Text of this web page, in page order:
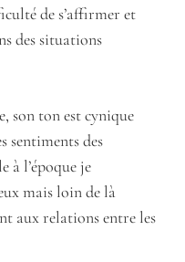
de s’affirmer et
des situations
son ton est cynique
sentiments des
à l’époque je
mais loin de là
aux relations entre les